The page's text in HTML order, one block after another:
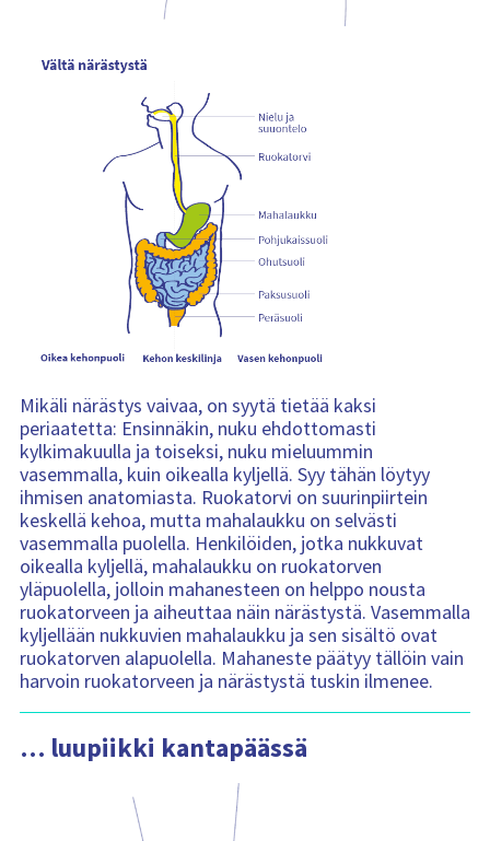
Mikäli närästys vaivaa, on syytä tietää kaksi
periaatetta: Ensinnäkin, nuku ehdottomasti
kylkimakuulla ja toiseksi, nuku mieluummin
vasemmalla, kuin oikealla kyljellä. Syy tähän löytyy
ihmisen anatomiasta. Ruokatorvi on suurinpiirtein
keskellä kehoa, mutta mahalaukku on selvästi
vasemmalla puolella. Henkilöiden, jotka nukkuvat
oikealla kyljellä, mahalaukku on ruokatorven
yläpuolella, jolloin mahanesteen on helppo nousta
ruokatorveen ja aiheuttaa näin närästystä. Vasemmalla
kyljellään nukkuvien mahalaukku ja sen sisältö ovat
ruokatorven alapuolella. Mahaneste päätyy tällöin vain
harvoin ruokatorveen ja närästystä tuskin ilmenee.
… luupiikki kantapäässä